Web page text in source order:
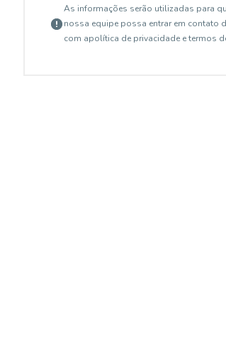
As informações serão utilizadas para
nossa equipe possa entrar em contato
com apolítica de privacidade e termos